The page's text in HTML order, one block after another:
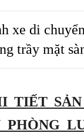
xe di
trầy mặt
TIẾT
PHÒNG